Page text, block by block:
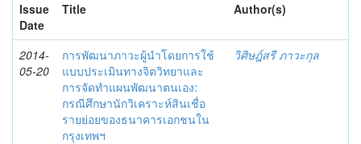
Issue
Date
Title Author(s)
2014-
05-20
การพัฒนาภาวะผู้นำโดยการใช้
แบบประเมินทางจิตวิทยาและ
การจัดทำแผนพัฒนาตนเอง:
กรณีศึกษานักวิเคราะห์สินเชื่อ
รายย่อยของธนาคารเอกชนใน
กรุงเทพฯ
วิศิษฎ์สรี ภาวะกุล